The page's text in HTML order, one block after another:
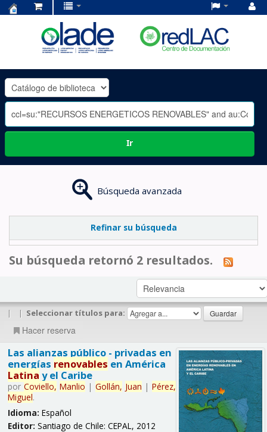
OLADE
-
Ir
Búsqueda avanzada
Refinar su búsqueda
Su búsqueda retornó 2 resultados.
| | Seleccionar títulos para:
Hacer reserva
Las alianzas público - privadas en
energías renovables en América
Latina y el Caribe
por Coviello, Manlio | Gollán, Juan | Pérez,
Miguel.
Idioma: Español
Editor: Santiago de Chile: CEPAL, 2012